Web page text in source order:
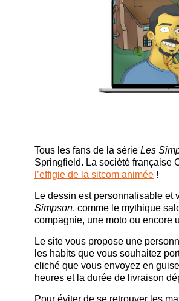
Tous les fans de la série Les
Springfield. La société française
l’effigie de la sitcom animée !
Le dessin est personnalisable et
Simpson, comme le mythique
compagnie, une moto ou encore
Le site vous propose une
les habits que vous souhaitez
cliché que vous envoyez en
heures et la durée de livraison